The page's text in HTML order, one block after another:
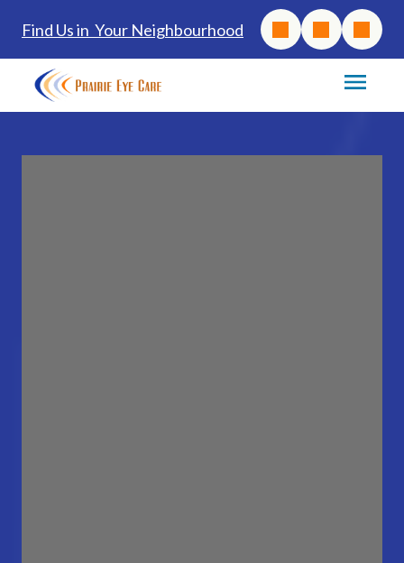
Find Us in Your Neighbourhood